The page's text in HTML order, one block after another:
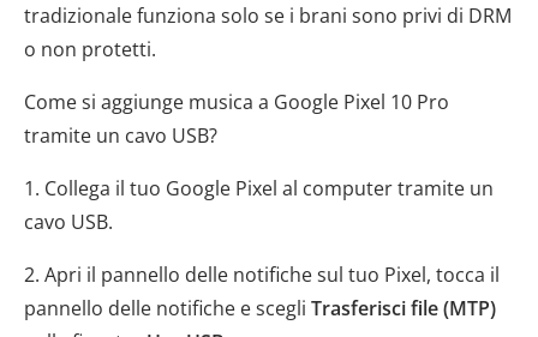
tradizionale funziona solo se i brani sono privi di DRM
o non protetti.
Come si aggiunge musica a Google Pixel 10 Pro
tramite un cavo USB?
1. Collega il tuo Google Pixel al computer tramite un
cavo USB.
2. Apri il pannello delle notifiche sul tuo Pixel, tocca il
pannello delle notifiche e scegli Trasferisci file (MTP)